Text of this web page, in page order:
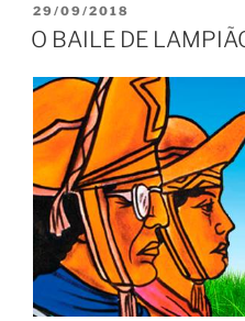
PUBLICADO
EM
29/09/2018
O BAILE DE